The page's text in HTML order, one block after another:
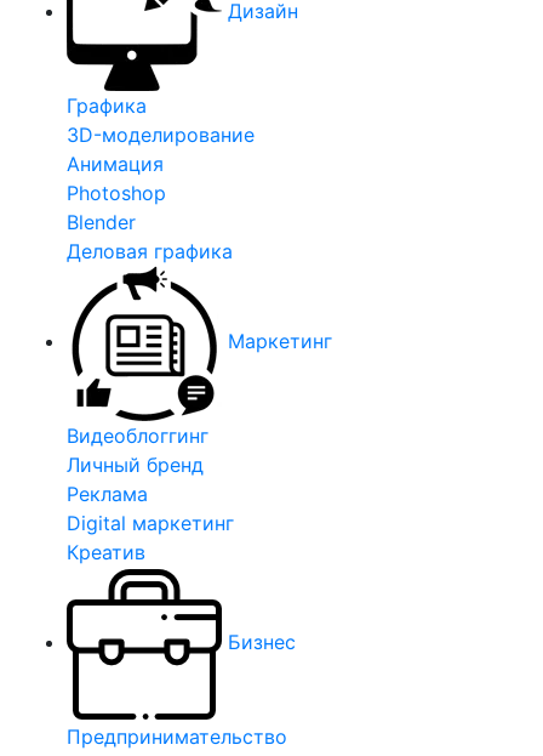
Дизайн
Графика
3D-моделирование
Анимация
Photoshop
Blender
Деловая графика
Маркетинг
Видеоблоггинг
Личный бренд
Реклама
Digital маркетинг
Креатив
Бизнес
Предпринимательство